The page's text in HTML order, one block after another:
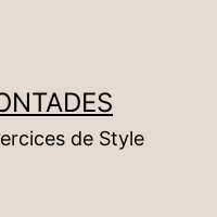
de Style